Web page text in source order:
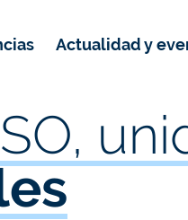
Actualidad y